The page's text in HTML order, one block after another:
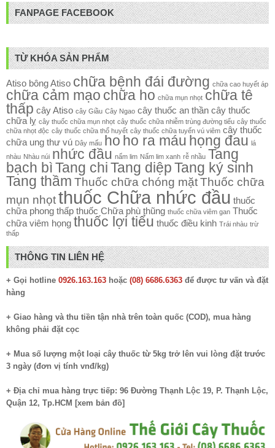
FANPAGE FACEBOOK
TỪ KHÓA SẢN PHẨM
Atiso bông Atiso chữa bệnh đái đường chữa cao huyết áp
chữa cảm mạo chữa ho chữa mụn nhọt chữa tê
thấp cây Atiso cây Giầu Cây Ngao cây thuốc an thần cây thuốc
chữa lỵ cây thuốc chữa mụn nhọt cây thuốc chữa nhiễm trùng đường tiểu cây thuốc
chữa nhọt độc cây thuốc chữa thổ huyết cây thuốc chữa tuyến vú viêm cây thuốc
chữa ung thư vú Dây mấu ho ho ra máu họng đau lá
nhàu Nhàu núi nhức đầu nấm lim Nấm lim xanh rễ nhầu Tang
bạch bì Tang chi Tang diệp Tang ký sinh
Tang thầm Thuốc chữa chóng mặtThuốc chữa
mụn nhọtthuốc Chữa nhức đầu thuốc
chữa phong thấp thuốc Chữa phù thũng thuốc chữa viêm gan Thuốc
chữa viêm họng thuốc lợi tiểu thuốc điều kinh Trái nhàu trừ
thấp
THÔNG TIN LIÊN HỆ
+ Gọi hotline 0926.163.163 hoặc (08) 6686.6363 để được tư vấn và đặt
hàng
+ Giao hàng và thu tiền tận nhà trên toàn quốc (COD), mua hàng
không phải đặt cọc
+ Mua số lượng một loại cây thuốc từ 5kg trở lên vui lòng đặt trước
3 ngày (đơn vị tính vnđ/kg)
+ Địa chỉ mua hàng trực tiếp: 96 Đường Thạnh Lộc 19, P. Thạnh Lộc,
Quận 12, Tp.HCM [xem bản đồ]